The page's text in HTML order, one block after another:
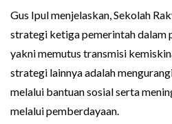
Gus Ipul menjelaskan, Sekolah
strategi ketiga pemerintah dalam
yakni memutus transmisi
strategi lainnya adalah
melalui bantuan sosial serta
melalui pemberdayaan.